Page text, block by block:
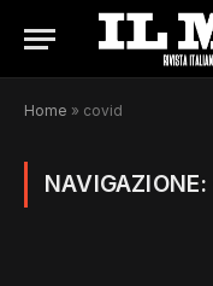
Home » covid
NAVIGAZIONE: